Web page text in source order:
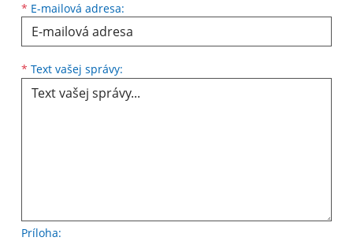
* E-mailová adresa:
* Text vašej správy:
Príloha: